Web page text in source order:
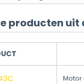
producten
Motor